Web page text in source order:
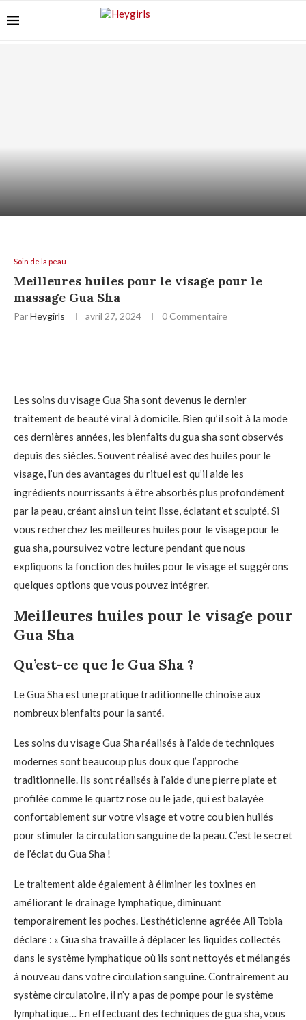
Soin de la peau
Meilleures huiles pour le visage pour le
massage Gua Sha
ParHeygirls avril 27, 2024 0 Commentaire
Les soins du visage Gua Sha sont devenus le dernier
traitement de beauté viral à domicile. Bien qu’il soit à la mode
ces dernières années, les bienfaits du gua sha sont observés
depuis des siècles. Souvent réalisé avec des huiles pour le
visage, l’un des avantages du rituel est qu’il aide les
ingrédients nourrissants à être absorbés plus profondément
par la peau, créant ainsi un teint lisse, éclatant et sculpté. Si
vous recherchez les meilleures huiles pour le visage pour le
gua sha, poursuivez votre lecture pendant que nous
expliquons la fonction des huiles pour le visage et suggérons
quelques options que vous pouvez intégrer.
Meilleures huiles pour le visage pour
Gua Sha
Qu’est-ce que le Gua Sha ?
Le Gua Sha est une pratique traditionnelle chinoise aux
nombreux bienfaits pour la santé.
Les soins du visage Gua Sha réalisés à l’aide de techniques
modernes sont beaucoup plus doux que l’approche
traditionnelle. Ils sont réalisés à l’aide d’une pierre plate et
profilée comme le quartz rose ou le jade, qui est balayée
confortablement sur votre visage et votre cou bien huilés
pour stimuler la circulation sanguine de la peau. C’est le secret
de l’éclat du Gua Sha !
Le traitement aide également à éliminer les toxines en
améliorant le drainage lymphatique, diminuant
temporairement les poches. L’esthéticienne agréée Ali Tobia
déclare : « Gua sha travaille à déplacer les liquides collectés
dans le système lymphatique où ils sont nettoyés et mélangés
à nouveau dans votre circulation sanguine. Contrairement au
système circulatoire, il n’y a pas de pompe pour le système
lymphatique… En effectuant des techniques de gua sha, vous